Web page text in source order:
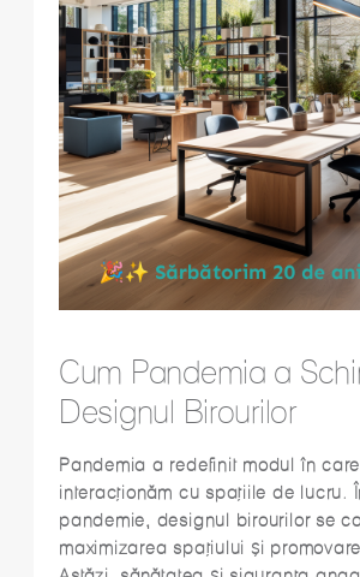
Cum Pandemia a
Designul Birourilor
Pandemia a redefinit modul în
interacționăm cu spațiile de lucru.
pandemie, designul birourilor se
maximizarea spațiului și